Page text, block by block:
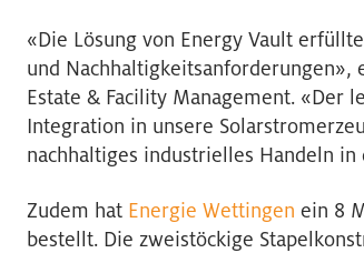
«Die Lösung von Energy Vault
und Nachhaltigkeitsanforderungen»,
Estate & Facility Management. «Der
Integration in unsere
nachhaltiges industrielles Handeln in
Zudem hat Energie Wettingen ein 8
bestellt. Die zweistöckige